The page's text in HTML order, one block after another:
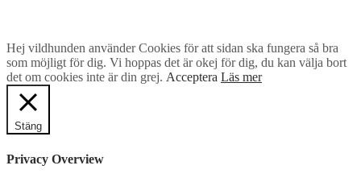
Hej vildhunden använder Cookies för att sidan ska fungera så bra
som möjligt för dig. Vi hoppas det är okej för dig, du kan välja bort
det om cookies inte är din grej. Acceptera Läs mer
Stäng
Privacy Overview